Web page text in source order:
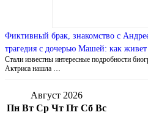
Фиктивный брак, знакомство с
трагедия с дочерью Машей: как
Стали известны интересные подробности
Актриса нашла …
Август 2026
Пн Вт Ср Чт Пт Сб Вс